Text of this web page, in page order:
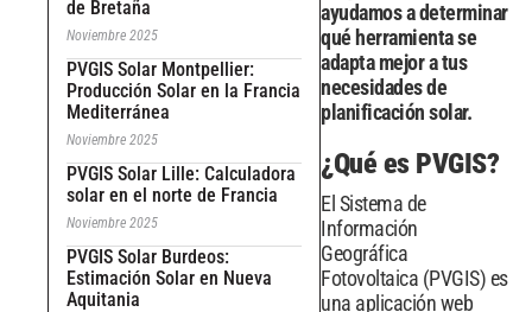
de Bretaña
Noviembre 2025
PVGIS Solar Montpellier:
Producción Solar en la Francia
Mediterránea
Noviembre 2025
PVGIS Solar Lille: Calculadora
solar en el norte de Francia
Noviembre 2025
PVGIS Solar Burdeos:
Estimación Solar en Nueva
Aquitania
ayudamos a determinar
qué herramienta se
adapta mejor a tus
necesidades de
planificación solar.
¿Qué es PVGIS?
El Sistema de
Información
Geográfica
Fotovoltaica (PVGIS) es
una aplicación web